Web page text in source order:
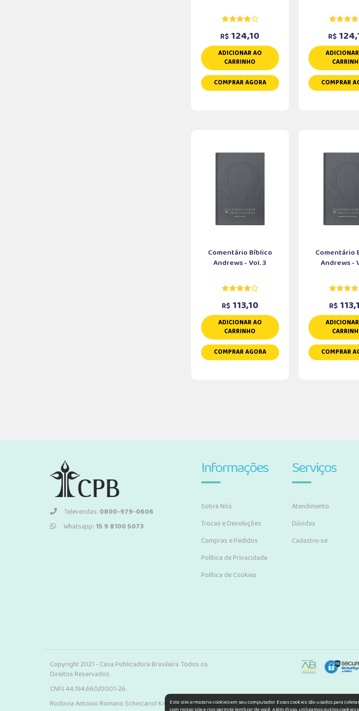
R$ 124,10
ADICIONAR AO
CARRINHO
COMPRAR AGORA
R$
COMPRAR
Comentário Bíblico
Andrews - Vol. 3
R$ 113,10
ADICIONAR AO
CARRINHO
COMPRAR AGORA
Comentário
Andrews -
R$
COMPRAR
Televendas: 0800-979-0606
Whatsapp: 15 9 8100 5073
Informações
Sobre Nós
Trocas e Devoluções
Compras e Pedidos
Política de Privacidade
Política de Cookies
Serviços
Atendimento
Dúvidas
Cadastre-se
Copyright 2021 - Casa Publicadora Brasileira. Todos os
Direitos Reservados.
CNPJ 44.194.660/0001-26.
Rodovia Antonio Romano Schincariol Km 106, Jardim Tokio.Este site armazena cookies em seu computador. Esses cookies são usados para